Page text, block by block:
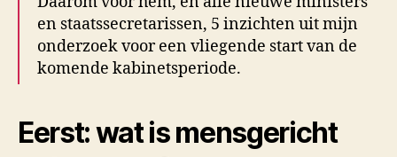
en staatssecretarissen, 5 inzichten uit mijn
onderzoek voor een vliegende start van de
komende kabinetsperiode.
Eerst: wat is mensgericht